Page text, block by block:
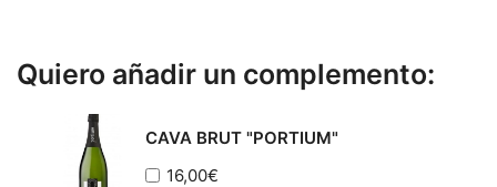
Quiero añadir un complemento:
CAVA BRUT "PORTIUM"
16,00€